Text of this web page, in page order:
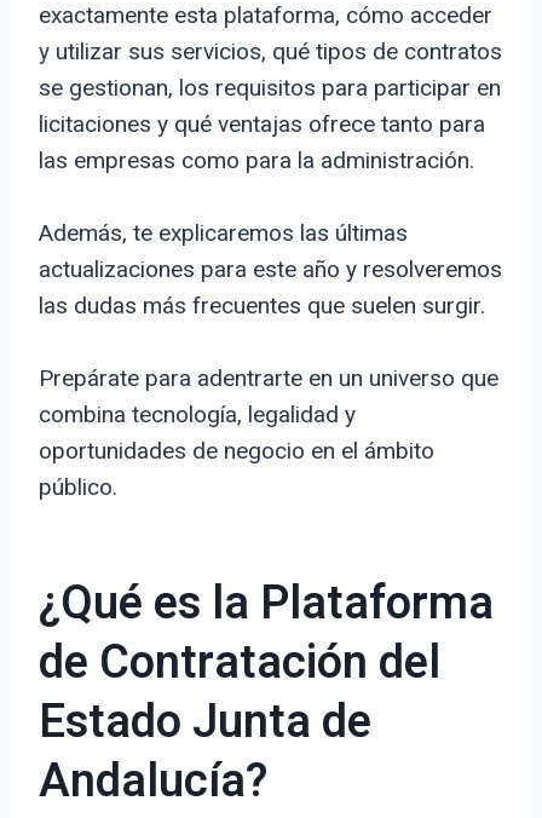
exactamente esta plataforma, cómo acceder
y utilizar sus servicios, qué tipos de contratos
se gestionan, los requisitos para participar en
licitaciones y qué ventajas ofrece tanto para
las empresas como para la administración.
Además, te explicaremos las últimas
actualizaciones para este año y resolveremos
las dudas más frecuentes que suelen surgir.
Prepárate para adentrarte en un universo que
combina tecnología, legalidad y
oportunidades de negocio en el ámbito
público.
¿Qué es la Plataforma
de Contratación del
Estado Junta de
Andalucía?